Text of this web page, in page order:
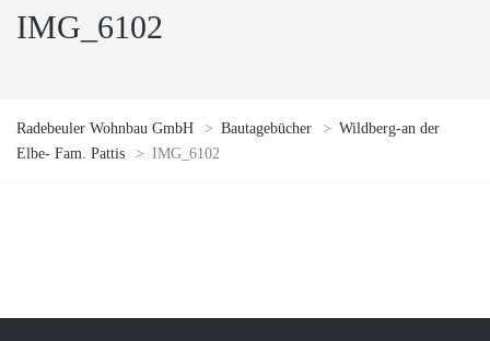
IMG_6102
Radebeuler Wohnbau GmbH > Bautagebücher > Wildberg-an der
Elbe- Fam. Pattis
> IMG_6102